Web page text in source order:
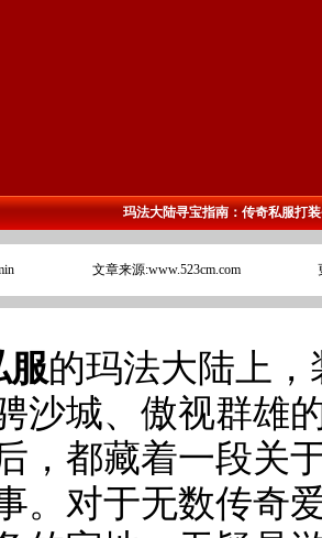
玛法大陆寻宝指南：传奇私服打
文章来源:www.523cm.com
服的玛法大陆上
沙城、傲视群雄
，都藏着一段关
。对于无数传奇